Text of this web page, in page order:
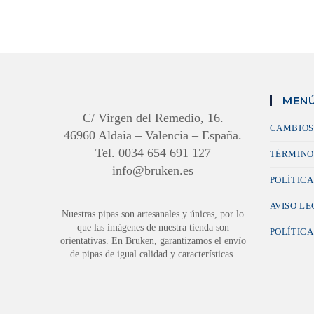
C/ Virgen del Remedio, 16.
46960 Aldaia – Valencia – España.
Tel. 0034 654 691 127
info@bruken.es
Nuestras pipas son artesanales y únicas, por lo
que las imágenes de nuestra tienda son
orientativas. En Bruken, garantizamos el envío
de pipas de igual calidad y características.
AVISO